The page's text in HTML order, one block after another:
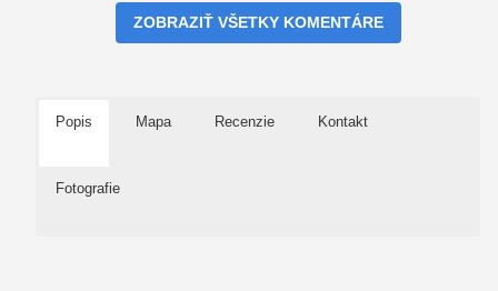
ZOBRAZIŤ VŠETKY KOMENTÁRE
Popis Mapa Recenzie Kontakt
Fotografie